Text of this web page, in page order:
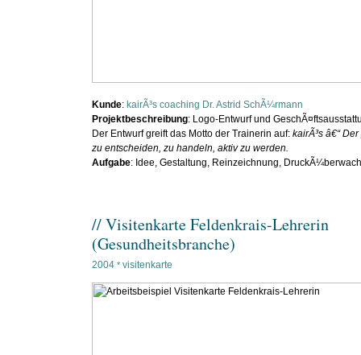
Kunde: kairÃ³s coaching Dr. Astrid SchÃ¼rmann
Projektbeschreibung: Logo-Entwurf und
Der Entwurf greift das Motto der Trainerin auf: kairÃ³s â€“
zu entscheiden, zu handeln, aktiv zu werden.
Aufgabe: Idee, Gestaltung, Reinzeichnung,
// Visitenkarte Feldenkrais-Lehrerin
(Gesundheitsbranche)
2004 * visitenkarte